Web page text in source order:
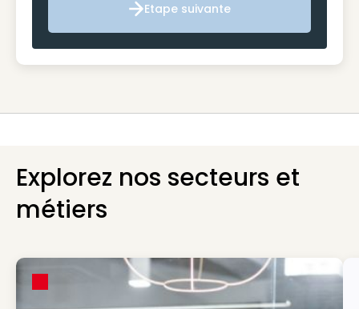
Etape suivante
Etape suivante
Explorez nos secteurs et
métiers